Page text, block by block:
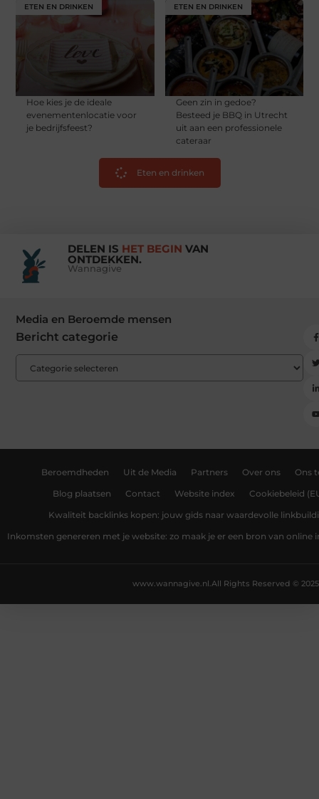
ETEN EN DRINKEN
Hoe kies je de ideale
evenementenlocatie voor
je bedrijfsfeest?
ETEN EN DRINKEN
Geen zin in gedoe?
Besteed je BBQ in Utrecht
uit aan een professionele
cateraar
Eten en drinken
DELEN IS HET BEGIN VAN
ONTDEKKEN.
Wannagive
Media en Beroemde mensen
Bericht categorie
Beroemdheden Uit de Media Partners Over ons Ons
Blog plaatsen Contact Website index Cookiebeleid
Kwaliteit backlinks kopen: jouw gids naar waardevolle
Inkomsten genereren met je website: zo maak je er een bron van online
All Rights Reserved © 2025
www.wannagive.nl.